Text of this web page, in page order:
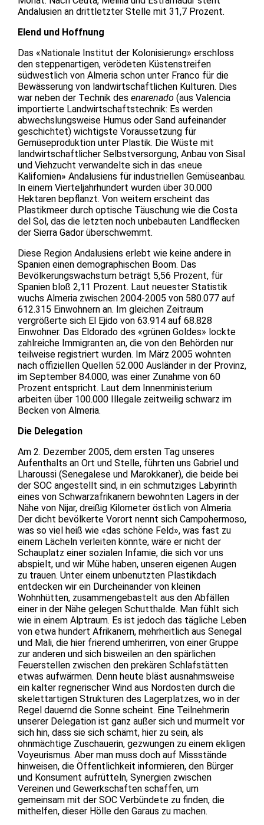
Andalusien an drittletzter Stelle mit 31,7 Prozent.
Elend und Hoffnung
Das «Nationale Institut der Kolonisierung» erschloss
den steppenartigen, verödeten Küstenstreifen
südwestlich von Almeria schon unter Franco für die
Bewässerung von landwirtschaftlichen Kulturen. Dies
war neben der Technik des enarenado (aus Valencia
importierte Landwirtschaftstechnik: Es werden
abwechslungsweise Humus oder Sand aufeinander
geschichtet) wichtigste Voraussetzung für
Gemüseproduktion unter Plastik. Die Wüste mit
landwirtschaftlicher Selbstversorgung, Anbau von Sisal
und Viehzucht verwandelte sich in das «neue
Kalifornien» Andalusiens für industriellen Gemüseanbau.
In einem Vierteljahrhundert wurden über 30.000
Hektaren bepflanzt. Von weitem erscheint das
Plastikmeer durch optische Täuschung wie die Costa
del Sol, das die letzten noch unbebauten Landflecken
der Sierra Gador überschwemmt.
Diese Region Andalusiens erlebt wie keine andere in
Spanien einen demographischen Boom. Das
Bevölkerungswachstum beträgt 5,56 Prozent, für
Spanien bloß 2,11 Prozent. Laut neuester Statistik
wuchs Almeria zwischen 2004-2005 von 580.077 auf
612.315 Einwohnern an. Im gleichen Zeitraum
vergrößerte sich El Ejido von 63.914 auf 68.828
Einwohner. Das Eldorado des «grünen Goldes» lockte
zahlreiche Immigranten an, die von den Behörden nur
teilweise registriert wurden. Im März 2005 wohnten
nach offiziellen Quellen 52.000 Ausländer in der Provinz,
im September 84.000, was einer Zunahme von 60
Prozent entspricht. Laut dem Innenministerium
arbeiten über 100.000 Illegale zeitweilig schwarz im
Becken von Almeria.
Die Delegation
Am 2. Dezember 2005, dem ersten Tag unseres
Aufenthalts an Ort und Stelle, führten uns Gabriel und
Lharoussi (Senegalese und Marokkaner), die beide bei
der SOC angestellt sind, in ein schmutziges Labyrinth
eines von Schwarzafrikanern bewohnten Lagers in der
Nähe von Nijar, dreißig Kilometer östlich von Almeria.
Der dicht bevölkerte Vorort nennt sich Campohermoso,
was so viel heiß wie «das schöne Feld», was fast zu
einem Lächeln verleiten könnte, wäre er nicht der
Schauplatz einer sozialen Infamie, die sich vor uns
abspielt, und wir Mühe haben, unseren eigenen Augen
zu trauen. Unter einem unbenutzten Plastikdach
entdecken wir ein Durcheinander von kleinen
Wohnhütten, zusammengebastelt aus den Abfällen
einer in der Nähe gelegen Schutthalde. Man fühlt sich
wie in einem Alptraum. Es ist jedoch das tägliche Leben
von etwa hundert Afrikanern, mehrheitlich aus Senegal
und Mali, die hier frierend umherirren, von einer Gruppe
zur anderen und sich bisweilen an den spärlichen
Feuerstellen zwischen den prekären Schlafstätten
etwas aufwärmen. Denn heute bläst ausnahmsweise
ein kalter regnerischer Wind aus Nordosten durch die
skelettartigen Strukturen des Lagerplatzes, wo in der
Regel dauernd die Sonne scheint. Eine Teilnehmerin
unserer Delegation ist ganz außer sich und murmelt vor
sich hin, dass sie sich schämt, hier zu sein, als
ohnmächtige Zuschauerin, gezwungen zu einem ekligen
Voyeurismus. Aber man muss doch auf Missstände
hinweisen, die Öffentlichkeit informieren, den Bürger
und Konsument aufrütteln, Synergien zwischen
Vereinen und Gewerkschaften schaffen, um
gemeinsam mit der SOC Verbündete zu finden, die
mithelfen, dieser Hölle den Garaus zu machen.